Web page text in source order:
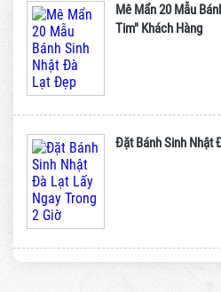
Mê Mẩn 20 Mẫu
Tim" Khách Hàng
Đặt Bánh Sinh Nhật